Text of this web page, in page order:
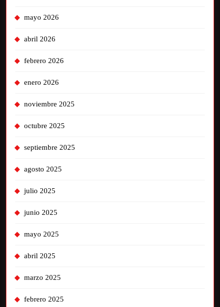
mayo 2026
abril 2026
febrero 2026
enero 2026
noviembre 2025
octubre 2025
septiembre 2025
agosto 2025
julio 2025
junio 2025
mayo 2025
abril 2025
marzo 2025
febrero 2025